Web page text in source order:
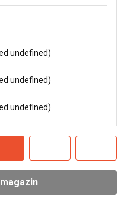
undefined)
undefined)
undefined)